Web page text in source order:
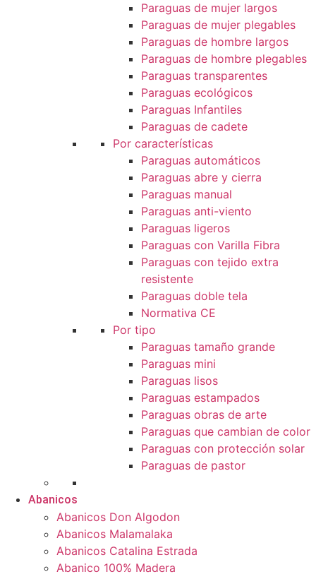
Paraguas de mujer largos
Paraguas de mujer plegables
Paraguas de hombre largos
Paraguas de hombre plegables
Paraguas transparentes
Paraguas ecológicos
Paraguas Infantiles
Paraguas de cadete
Por características
Paraguas automáticos
Paraguas abre y cierra
Paraguas manual
Paraguas anti-viento
Paraguas ligeros
Paraguas con Varilla Fibra
Paraguas con tejido extra
resistente
Paraguas doble tela
Normativa CE
Por tipo
Paraguas tamaño grande
Paraguas mini
Paraguas lisos
Paraguas estampados
Paraguas obras de arte
Paraguas que cambian de color
Paraguas con protección solar
Paraguas de pastor
Abanicos
Abanicos Don Algodon
Abanicos Malamalaka
Abanicos Catalina Estrada
Abanico 100% Madera